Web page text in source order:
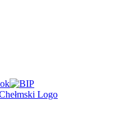
BIP Instagram